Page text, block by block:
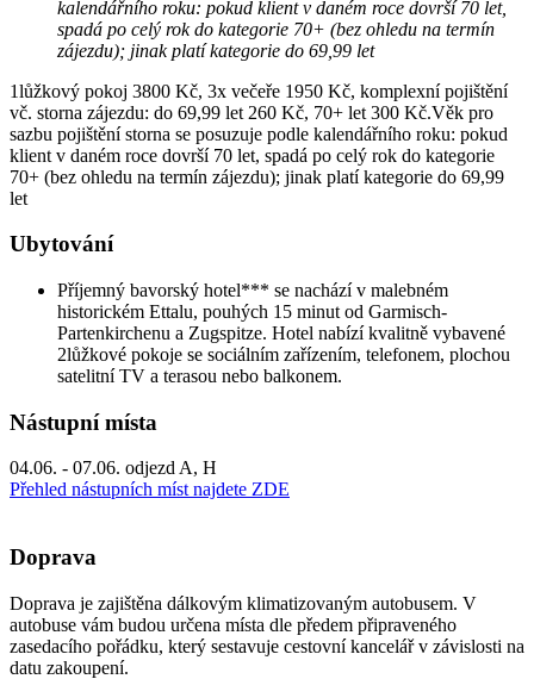
kalendářního roku: pokud klient v daném roce dovrší 70 let,
spadá po celý rok do kategorie 70+ (bez ohledu na termín
zájezdu); jinak platí kategorie do 69,99 let
1lůžkový pokoj 3800 Kč, 3x večeře 1950 Kč, komplexní pojištění
vč. storna zájezdu: do 69,99 let 260 Kč, 70+ let 300 Kč.Věk pro
sazbu pojištění storna se posuzuje podle kalendářního roku: pokud
klient v daném roce dovrší 70 let, spadá po celý rok do kategorie
70+ (bez ohledu na termín zájezdu); jinak platí kategorie do 69,99
let
Ubytování
Příjemný bavorský hotel*** se nachází v malebném
historickém Ettalu, pouhých 15 minut od Garmisch-
Partenkirchenu a Zugspitze. Hotel nabízí kvalitně vybavené
2lůžkové pokoje se sociálním zařízením, telefonem, plochou
satelitní TV a terasou nebo balkonem.
Nástupní místa
04.06. - 07.06. odjezd A, H
Přehled nástupních míst najdete ZDE
Doprava
Doprava je zajištěna dálkovým klimatizovaným autobusem. V
autobuse vám budou určena místa dle předem připraveného
zasedacího pořádku, který sestavuje cestovní kancelář v závislosti na
datu zakoupení.